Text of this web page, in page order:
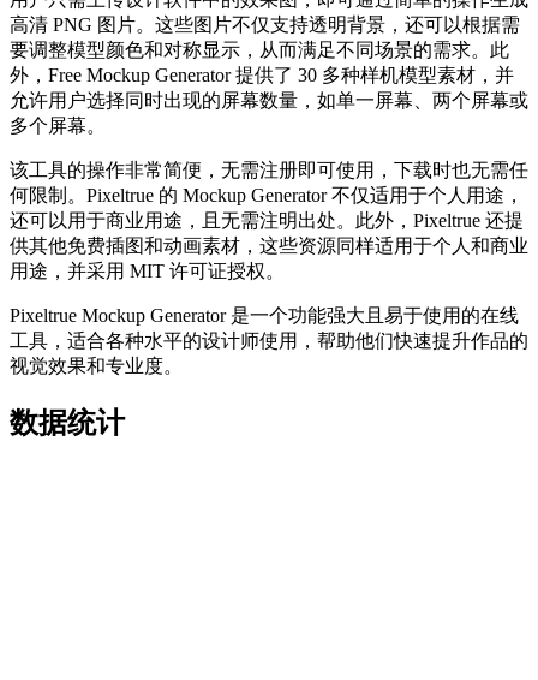
高清 PNG 图片。这些图片不仅支持透明背景，还可以根据需
要调整模型颜色和对称显示，从而满足不同场景的需求。此
外，Free Mockup Generator 提供了 30 多种样机模型素材，并
允许用户选择同时出现的屏幕数量，如单一屏幕、两个屏幕或
多个屏幕。
该工具的操作非常简便，无需注册即可使用，下载时也无需任
何限制。Pixeltrue 的 Mockup Generator 不仅适用于个人用途，
还可以用于商业用途，且无需注明出处。此外，Pixeltrue 还提
供其他免费插图和动画素材，这些资源同样适用于个人和商业
用途，并采用 MIT 许可证授权。
Pixeltrue Mockup Generator 是一个功能强大且易于使用的在线
工具，适合各种水平的设计师使用，帮助他们快速提升作品的
视觉效果和专业度。
数据统计